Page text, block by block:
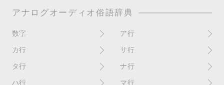
アナログオーディオ俗語辞典
数字
10インチ
4チャンネル
ア行
RPM(33,45)
赤盤
アセテート盤
カ行
書き込み
サ行
サイン
タ行
ターンテーブル
ナ行
2枚使い
ハ行 マ行